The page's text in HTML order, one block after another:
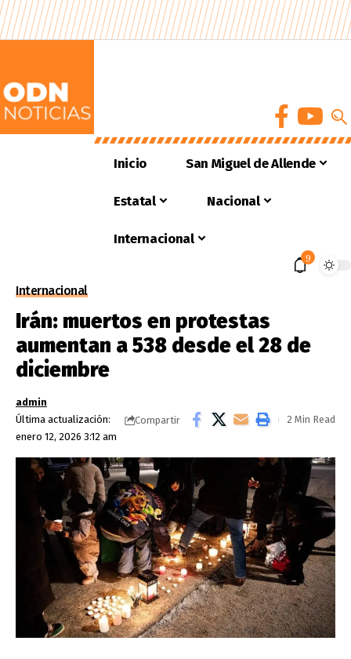
Inicio San Miguel de Allende
Estatal Nacional
Internacional
9
Internacional
Irán: muertos en protestas
aumentan a 538 desde el 28 de
diciembre
Última actualización:
enero 12, 2026 3:12 am
admin
Compartir
2 Min Read